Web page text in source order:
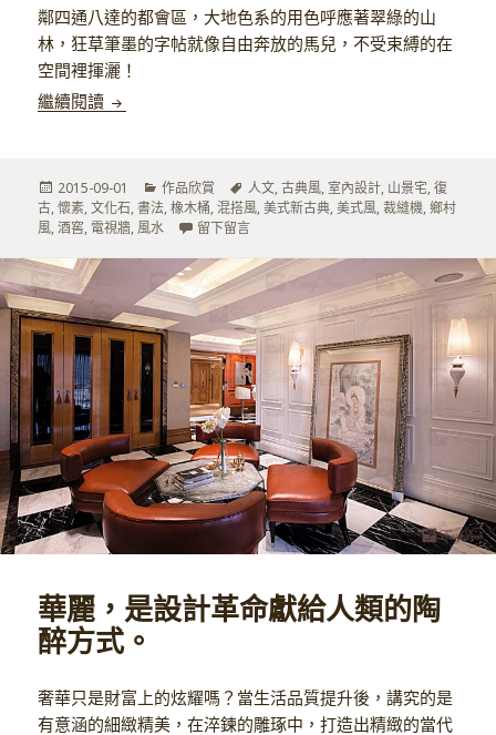
鄰四通八達的都會區，大地色系的用色呼應著翠綠的山
林，狂草筆墨的字帖就像自由奔放的馬兒，不受束縛的在
空間裡揮灑！
繼續閱讀 混搭風情的人文古典－上
發
佈
於
2015-09-01
分
類
作品欣賞
標
籤
人文,古典風,室內設計, 山景宅,復
古,懷素,文化石,書法,橡木桶,混搭風,美式新古典,美式風,裁縫機,鄉村
風,酒窖, 電視牆, 風水 留下留言在 混搭風情的人文古典－上
華麗，是設計革命獻給人類的陶
醉方式。
奢華只是財富上的炫耀嗎？當生活品質提升後，講究的是
有意涵的細緻精美，在淬鍊的雕琢中，打造出精緻的當代